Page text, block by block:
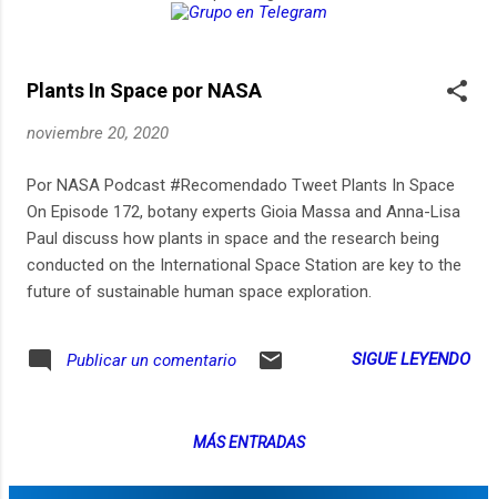
Plants In Space por NASA
noviembre 20, 2020
Por NASA Podcast #Recomendado Tweet Plants In Space
On Episode 172, botany experts Gioia Massa and Anna-Lisa
Paul discuss how plants in space and the research being
conducted on the International Space Station are key to the
future of sustainable human space exploration.
Publicar un comentario SIGUE LEYENDO
MÁS ENTRADAS